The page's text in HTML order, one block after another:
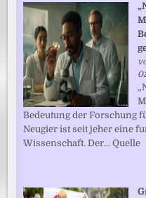
Bedeutung der Forschung
Neugier ist seit jeher eine
Wissenschaft. Der... Quelle